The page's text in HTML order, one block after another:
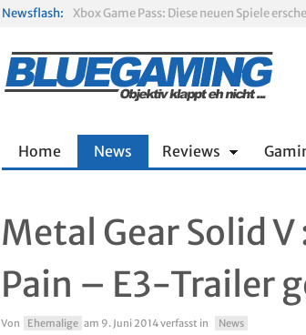
Newsflash:
Gamescom 2026: Sony fehlt zum siebten
Solarpunk im Test: Entspannter Aufbau
Home News Reviews
Metal Gear Solid
Pain – E3-Trailer
Von Ehemalige am 9. Juni 2014verfasst in News